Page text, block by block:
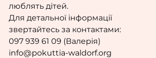
люблять дітей.
Для детальної інформації
звертайтесь за контактами:
097 939 61 09 (Валерія)
info@pokuttia-waldorf.org